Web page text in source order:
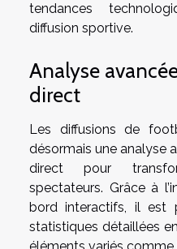
tendances
diffusion sportive.
Analyse
direct
Les diffusions de
désormais une analyse
direct pour
spectateurs. Grâce à
bord interactifs, il est
statistiques détaillées